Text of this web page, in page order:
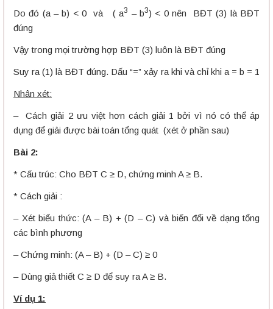
Do đó (a – b) < 0 và ( a3 – b3) < 0 nên BĐT (3) là BĐT
đúng
Vậy trong mọi trường hợp BĐT (3) luôn là BĐT đúng
Suy ra (1) là BĐT đúng. Dấu “=” xảy ra khi và chỉ khi a = b = 1
Nhân xét:
– Cách giải 2 ưu việt hơn cách giải 1 bởi vì nó có thể áp
dụng để giải được bài toán tổng quát (xét ở phần sau)
Bài 2:
* Cấu trúc: Cho BĐT C ≥ D, chứng minh A ≥ B.
* Cách giải :
– Xét biểu thức: (A – B) + (D – C) và biến đổi về dạng tổng
các bình phương
– Chứng minh: (A – B) + (D – C) ≥ 0
– Dùng giả thiết C ≥ D để suy ra A ≥ B.
Ví dụ 1: